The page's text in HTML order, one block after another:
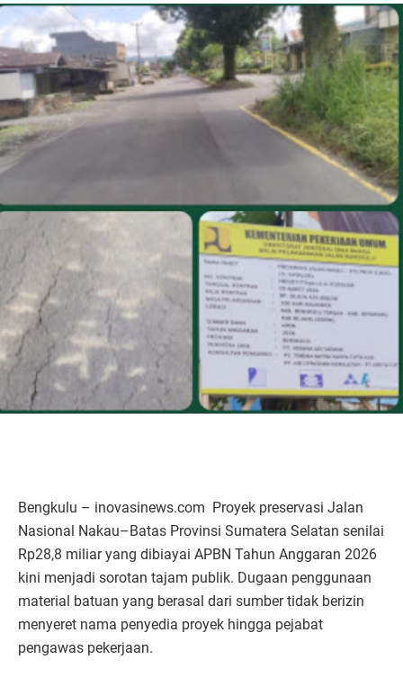
Bengkulu – inovasinews.com Proyek preservasi Jalan
Nasional Nakau–Batas Provinsi Sumatera Selatan senilai
Rp28,8 miliar yang dibiayai APBN Tahun Anggaran 2026
kini menjadi sorotan tajam publik. Dugaan penggunaan
material batuan yang berasal dari sumber tidak berizin
menyeret nama penyedia proyek hingga pejabat
pengawas pekerjaan.